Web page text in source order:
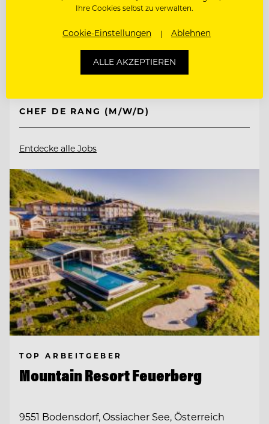
06536 Südharz/ OT Stolberg, Deutschland
STELLVERTRETENDE
CHEF DE RANG (M/W/D)
Entdecke alle Jobs
TOP ARBEITGEBER
Mountain Resort Feuerberg
9551 Bodensdorf, Ossiacher See, Österreich
Ihre Cookies selbst zu verwalten.
Cookie-Einstellungen Ablehnen
ALLE AKZEPTIEREN